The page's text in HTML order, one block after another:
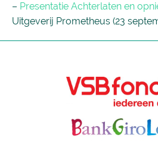
– Presentatie Achterlaten en
Uitgeverij Prometheus (23